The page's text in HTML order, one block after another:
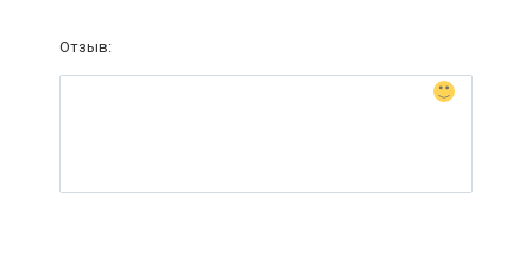
Отзыв: